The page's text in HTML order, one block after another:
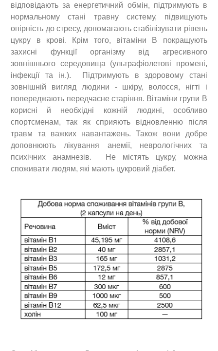
відповідають за енергетичний обмін, підтримують в
нормальному стані травну систему, підвищують
опірність до стресу, допомагають стабілізувати рівень
цукру в крові. Крім того, вітаміни В покращують
захисні функції організму від агресивного
зовнішнього середовища (ультрафіолетові промені,
інфекції та ін.). Підтримують в здоровому стані
зовнішній вигляд людини - шкіру, волосся, нігті і
попереджають передчасне старіння. Вітаміни групи В
корисні й необхідні кожній людині, особливо
спортсменам, так як сприяють відновленню після
травм та важких навантажень. Також вони добре
доповнюють лікування анемії, неврологічних та
психічних анамнезів. Не містять цукру, можна
споживати людям, які мають цукровий діабет.